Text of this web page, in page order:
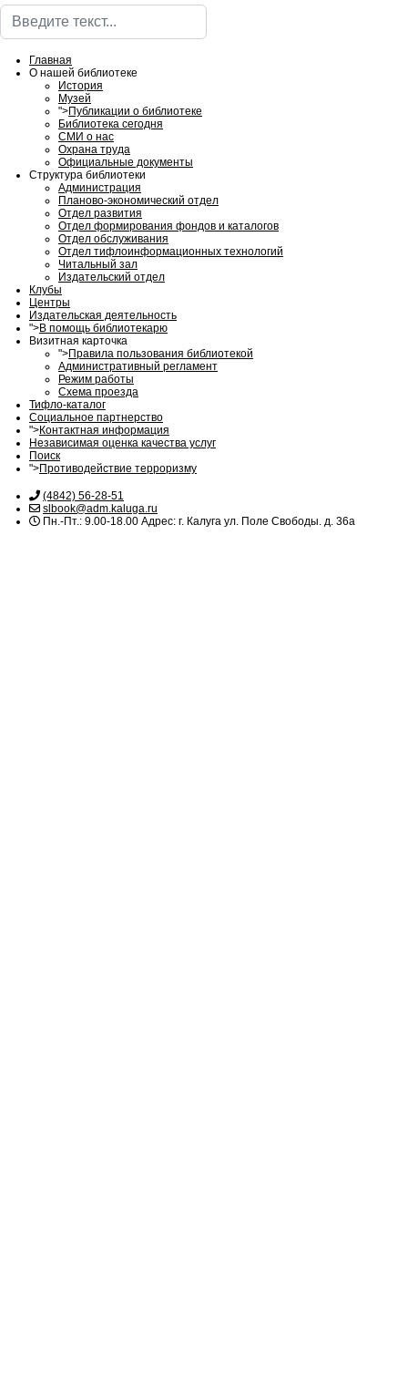
Поиск
Главная
О нашей библиотеке
История
Музей
">Публикации о библиотеке
Библиотека сегодня
СМИ о нас
Охрана труда
Официальные документы
Структура библиотеки
Администрация
Планово-экономический отдел
Отдел развития
Отдел формирования фондов и каталогов
Отдел обслуживания
Отдел тифлоинформационных технологий
Читальный зал
Издательский отдел
Клубы
Центры
Издательская деятельность
">В помощь библиотекарю
Визитная карточка
">Правила пользования библиотекой
Административный регламент
Режим работы
Схема проезда
Тифло-каталог
Социальное партнерство
">Контактная информация
Независимая оценка качества услуг
Поиск
">Противодействие терроризму
(4842) 56-28-51
slbook@adm.kaluga.ru
Пн.-Пт.: 9.00-18.00 Адрес: г. Калуга ул. Поле Свободы. д. 36а